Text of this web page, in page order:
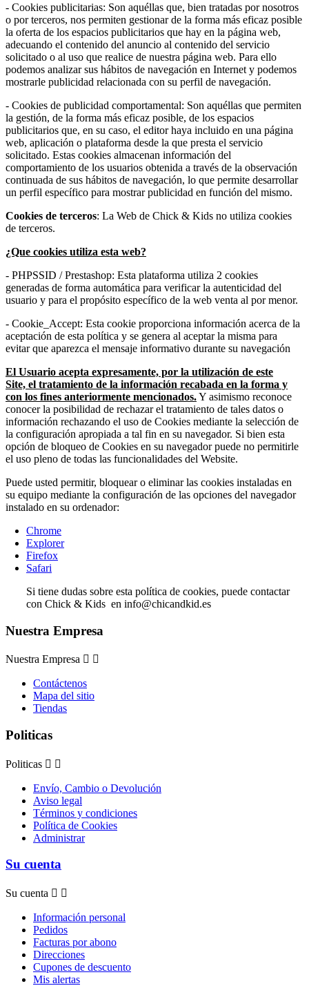
- Cookies publicitarias: Son aquéllas que, bien tratadas por nosotros
o por terceros, nos permiten gestionar de la forma más eficaz posible
la oferta de los espacios publicitarios que hay en la página web,
adecuando el contenido del anuncio al contenido del servicio
solicitado o al uso que realice de nuestra página web. Para ello
podemos analizar sus hábitos de navegación en Internet y podemos
mostrarle publicidad relacionada con su perfil de navegación.
- Cookies de publicidad comportamental: Son aquéllas que permiten
la gestión, de la forma más eficaz posible, de los espacios
publicitarios que, en su caso, el editor haya incluido en una página
web, aplicación o plataforma desde la que presta el servicio
solicitado. Estas cookies almacenan información del
comportamiento de los usuarios obtenida a través de la observación
continuada de sus hábitos de navegación, lo que permite desarrollar
un perfil específico para mostrar publicidad en función del mismo.
Cookies de terceros: La Web de Chick & Kids no utiliza cookies
de terceros.
¿Que cookies utiliza esta web?
- PHPSSID / Prestashop: Esta plataforma utiliza 2 cookies
generadas de forma automática para verificar la autenticidad del
usuario y para el propósito específico de la web venta al por menor.
- Cookie_Accept: Esta cookie proporciona información acerca de la
aceptación de esta política y se genera al aceptar la misma para
evitar que aparezca el mensaje informativo durante su navegación
El Usuario acepta expresamente, por la utilización de este
Site, el tratamiento de la información recabada en la forma y
con los fines anteriormente mencionados.Y asimismo reconoce
conocer la posibilidad de rechazar el tratamiento de tales datos o
información rechazando el uso de Cookies mediante la selección de
la configuración apropiada a tal fin en su navegador. Si bien esta
opción de bloqueo de Cookies en su navegador puede no permitirle
el uso pleno de todas las funcionalidades del Website.
Puede usted permitir, bloquear o eliminar las cookies instaladas en
su equipo mediante la configuración de las opciones del navegador
instalado en su ordenador:
Chrome
Explorer
Firefox
Safari
Si tiene dudas sobre esta política de cookies, puede contactar
con Chick & Kids en info@chicandkid.es
Nuestra Empresa
Nuestra Empresa  
Contáctenos
Mapa del sitio
Tiendas
Politicas
Politicas  
Envío, Cambio o Devolución
Aviso legal
Términos y condiciones
Política de Cookies
Administrar
Su cuenta
Su cuenta  
Información personal
Pedidos
Facturas por abono
Direcciones
Cupones de descuento
Mis alertas